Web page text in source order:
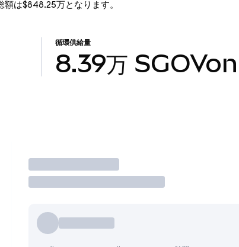
は$848.25万となります。
循環供給量
8.39万 SGOVon
取引